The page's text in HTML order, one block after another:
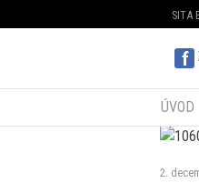
SITA
ÚVOD
2.